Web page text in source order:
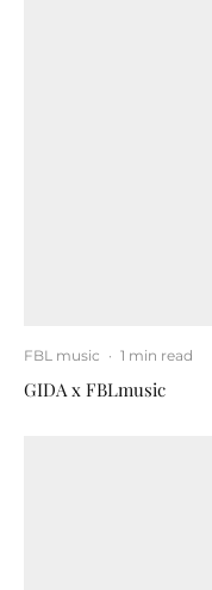
FBL music · 1 min read
GIDA x FBLmusic